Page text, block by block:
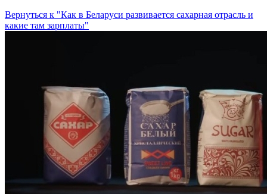
Вернуться к "Как в Беларуси развивается сахарная отрасль и
какие там зарплаты"